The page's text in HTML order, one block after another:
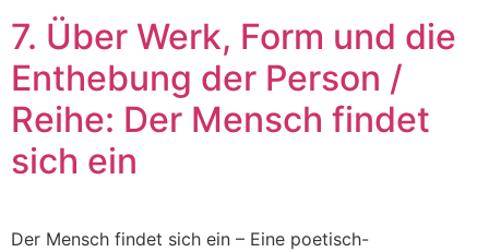
7. Über Werk, Form und die
Enthebung der Person /
Reihe: Der Mensch findet
sich ein
Der Mensch findet sich ein – Eine poetisch-